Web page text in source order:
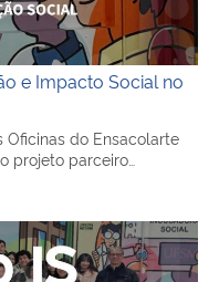
e Impacto Social no
Oficinas do Ensacolarte
projeto parceiro…
promove cerimônia